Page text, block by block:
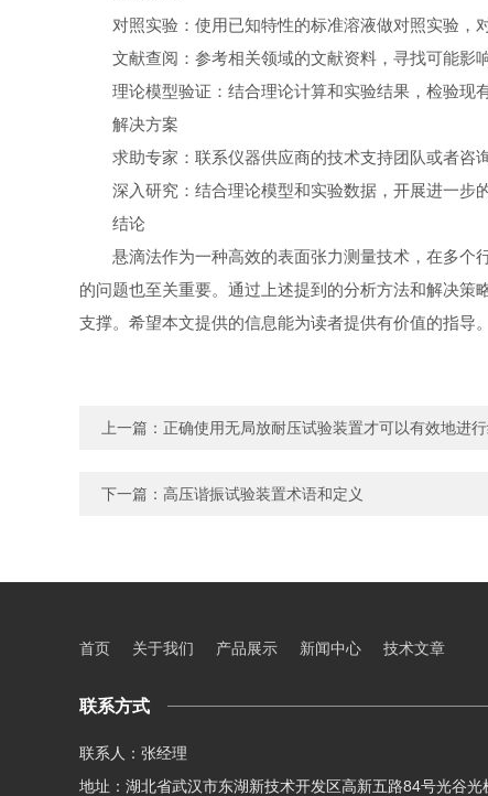
对照实验：使用已知特性的标准溶液做对照实验，
文献查阅：参考相关领域的文献资料，寻找可能影
理论模型验证：结合理论计算和实验结果，检验现
解决方案
求助专家：联系仪器供应商的技术支持团队或者咨
深入研究：结合理论模型和实验数据，开展进一步
结论
悬滴法作为一种高效的表面张力测量技术，在多个
的问题也至关重要。通过上述提到的分析方法和解决
支撑。希望本文提供的信息能为读者提供有价值的指导。
上一篇： 正确使用无局放耐压试验装置才可以有效地进
下一篇： 高压谐振试验装置术语和定义
首页 关于我们 产品展示 新闻中心 技术文章
联系方式
联系人：张经理
地址：湖北省武汉市东湖新技术开发区高新五路84号光谷光